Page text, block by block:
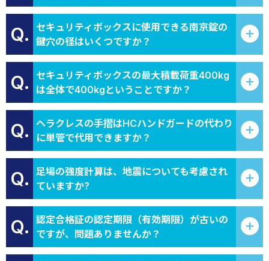
Q.
セキュリティボックスに使用できる南京錠の
鍵穴の径はいくつですか？
Q.
セキュリティボックスの最大積載荷重400kg
は全体で400kgということですか？
Q.
ヘラクレスの手摺はHCハンドガードの代わり
に単管で代用できますか？
Q.
足場の強度計算は、地震についても考慮され
ていますか?
Q.
認定合格証の認定期限（有効期限）が古いの
ですが、問題ありませんか？